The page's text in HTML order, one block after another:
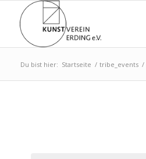
Du bist hier: Startseite / tribe_events /